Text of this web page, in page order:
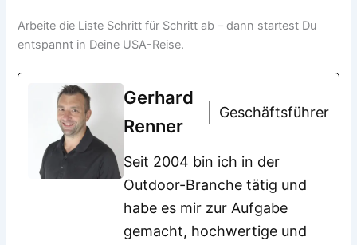
Arbeite die Liste Schritt für Schritt ab – dann startest Du
entspannt in Deine USA-Reise.
Gerhard
Renner
Geschäftsführer
Seit 2004 bin ich in der
Outdoor-Branche tätig und
habe es mir zur Aufgabe
gemacht, hochwertige und